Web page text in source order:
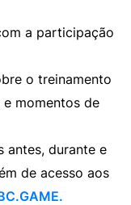
a participação
o treinamento
momentos de
antes, durante e
de acesso aos